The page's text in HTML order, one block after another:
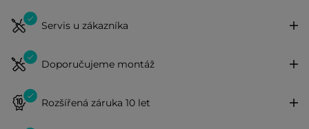
Servis u zákazníka
Doporučujeme montáž
Rozšířená záruka 10 let